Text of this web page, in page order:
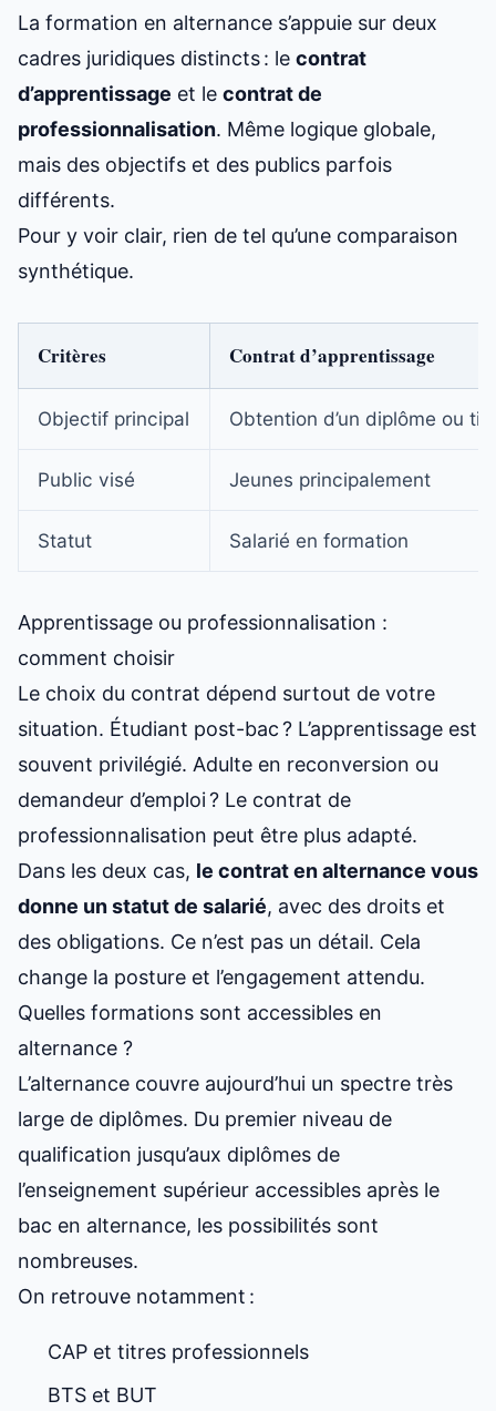
La formation en alternance s’appuie sur deux
cadres juridiques distincts : le contrat
d’apprentissage et le contrat de
professionnalisation. Même logique globale,
mais des objectifs et des publics parfois
différents.
Pour y voir clair, rien de tel qu’une comparaison
synthétique.
Critères Contrat d’apprentissage
Objectif principal Obtention d’un diplôme ou
Public visé Jeunes principalement
Statut Salarié en formation
Apprentissage ou professionnalisation :
comment choisir
Le choix du contrat dépend surtout de votre
situation. Étudiant post-bac ? L’apprentissage est
souvent privilégié. Adulte en reconversion ou
demandeur d’emploi ? Le contrat de
professionnalisation peut être plus adapté.
Dans les deux cas, le contrat en alternance vous
donne un statut de salarié, avec des droits et
des obligations. Ce n’est pas un détail. Cela
change la posture et l’engagement attendu.
Quelles formations sont accessibles en
alternance ?
L’alternance couvre aujourd’hui un spectre très
large de diplômes. Du premier niveau de
qualification jusqu’aux diplômes de
l’enseignement supérieur accessibles après le
bac en alternance, les possibilités sont
nombreuses.
On retrouve notamment :
CAP et titres professionnels
BTS et BUT